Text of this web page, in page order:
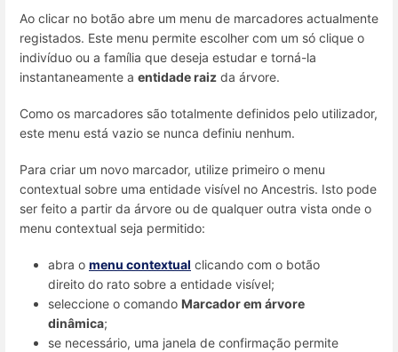
Ao clicar no botão abre um menu de marcadores actualmente
registados. Este menu permite escolher com um só clique o
indivíduo ou a família que deseja estudar e torná-la
instantaneamente a entidade raiz da árvore.
Como os marcadores são totalmente definidos pelo utilizador,
este menu está vazio se nunca definiu nenhum.
Para criar um novo marcador, utilize primeiro o menu
contextual sobre uma entidade visível no Ancestris. Isto pode
ser feito a partir da árvore ou de qualquer outra vista onde o
menu contextual seja permitido:
abra o menu contextual clicando com o botão
direito do rato sobre a entidade visível;
seleccione o comando Marcador em árvore
dinâmica;
se necessário, uma janela de confirmação permite